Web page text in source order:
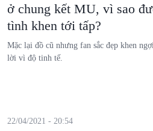
ở chung kết MU, vì sao
tình khen tới tấp?
Mặc lại đồ cũ nhưng fan sắc đẹp khen
lời vì độ tinh tế.
22/04/2021 - 20:54